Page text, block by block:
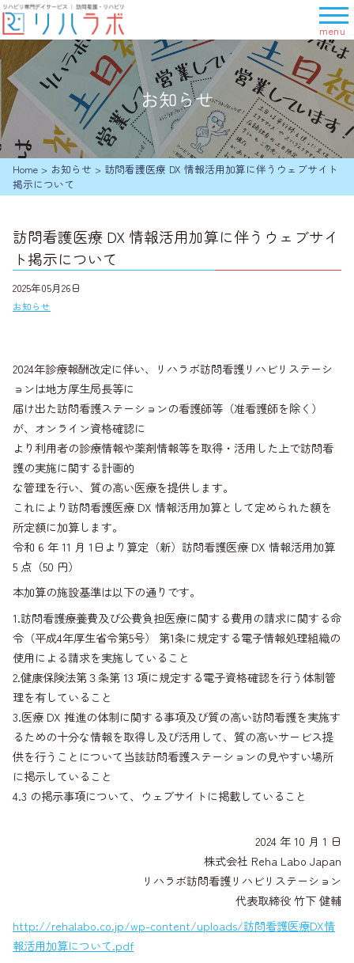
メ
ニ
ュ
ー
を
開
く
お知らせ
Home > お知らせ > 訪問看護医療 DX 情報活用加算に伴うウェブサイト
掲示について
訪問看護医療 DX 情報活用加算に伴うウェブサイ
ト掲示について
2025年05月26日
お知らせ
2024年診療報酬改定に伴い、リハラボ訪問看護リハビリステーシ
ョンは地方厚生局長等に
届け出た訪問看護ステーションの看護師等（准看護師を除く）
が、オンライン資格確認に
より利用者の診療情報や薬剤情報等を取得・活用した上で訪問看
護の実施に関する計画的
な管理を行い、質の高い医療を提供します。
これにより訪問看護医療 DX 情報活用加算として定められた額を
所定額に加算します。
令和 6 年 11 月 1日より算定（新）訪問看護医療 DX 情報活用加算
5 点（50 円）
本加算の施設基準は以下の通りです。
1.訪問看護療養費及び公費負担医療に関する費用の請求に関する命
令（平成4年厚生省令第5号） 第1条に規定する電子情報処理組織の
使用による請求を実施していること
2.健康保険法第３条第 13 項に規定する電子資格確認を行う体制管
理を有していること
3.医療 DX 推進の体制に関する事項及び質の高い訪問看護を実施す
るための十分な情報を取得し及び活用して、質の高いサービス提
供を行うことについて当該訪問看護ステーションの見やすい場所
に掲示していること
4.3 の掲示事項について、ウェブサイトに掲載していること
2024 年 10 月 1 日
株式会社 Reha Labo Japan
リハラボ訪問看護リハビリステーション
代表取締役 竹下 健輔
http://rehalabo.co.jp/wp-content/uploads/訪問看護医療DX情
報活用加算について.pdf